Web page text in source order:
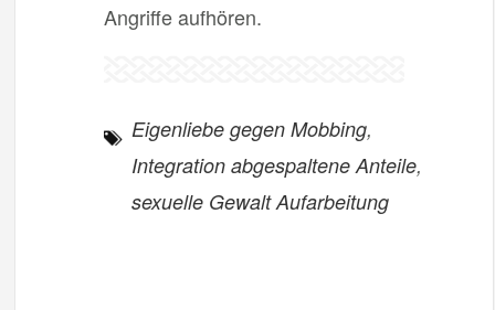
Angriffe aufhören.
Eigenliebe gegen Mobbing,
Integration abgespaltene Anteile,
sexuelle Gewalt Aufarbeitung